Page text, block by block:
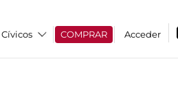
COMPRAR Acceder